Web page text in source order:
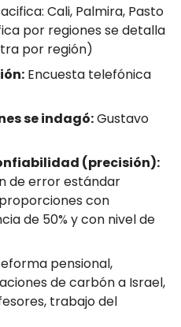
Cali, Palmira, Pasto
por regiones se detalla
por región)
Encuesta telefónica
se indagó:Gustavo
(precisión):
de error estándar
con
de 50% y con nivel de
pensional,
de carbón a Israel,
trabajo del